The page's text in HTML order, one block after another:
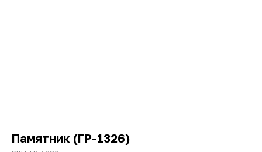
Памятник (ГР-1326)